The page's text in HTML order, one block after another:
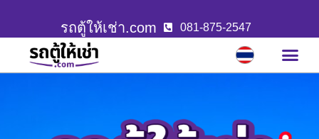
รถตู้ให้เช่า.com 081-875-2547